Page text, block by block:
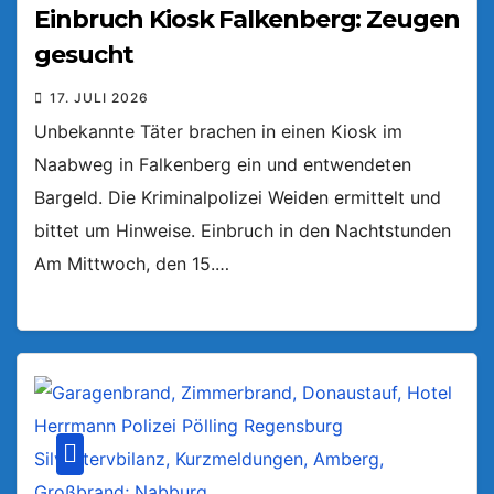
Einbruch Kiosk Falkenberg: Zeugen
gesucht
17. JULI 2026
Unbekannte Täter brachen in einen Kiosk im
Naabweg in Falkenberg ein und entwendeten
Bargeld. Die Kriminalpolizei Weiden ermittelt und
bittet um Hinweise. Einbruch in den Nachtstunden
Am Mittwoch, den 15.…